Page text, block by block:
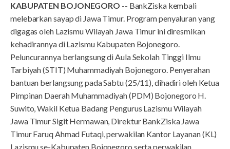
KABUPATEN BOJONEGORO -- BankZiska kembali
melebarkan sayap di Jawa Timur. Program penyaluran yang
digagas oleh Lazismu Wilayah Jawa Timur ini diresmikan
kehadirannya di Lazismu Kabupaten Bojonegoro.
Peluncurannya berlangsung di Aula Sekolah Tinggi Ilmu
Tarbiyah (STIT) Muhammadiyah Bojonegoro. Penyerahan
bantuan berlangsung pada Sabtu (25/11), dihadiri oleh Ketua
Pimpinan Daerah Muhammadiyah (PDM) Bojonegoro H.
Suwito, Wakil Ketua Badang Pengurus Lazismu Wilayah
Jawa Timur Sigit Hermawan, Direktur BankZiska Jawa
Timur Faruq Ahmad Futaqi, perwakilan Kantor Layanan (KL)
Lazismu se-Kabupaten Bojonegoro serta perwakilan